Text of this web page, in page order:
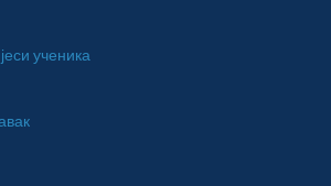
ученика